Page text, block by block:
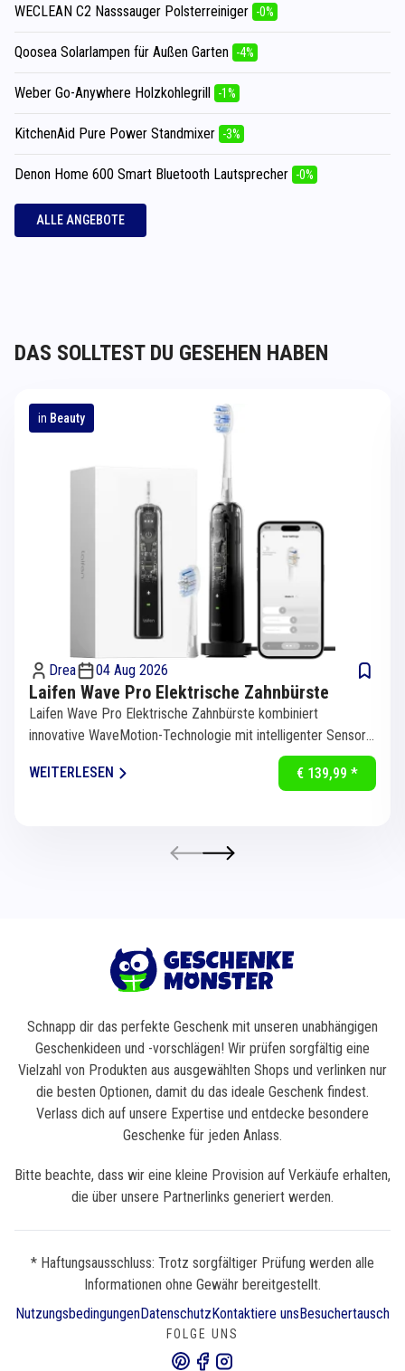
WECLEAN C2 Nasssauger Polsterreiniger -0%
Qoosea Solarlampen für Außen Garten -4%
Weber Go-Anywhere Holzkohlegrill -1%
KitchenAid Pure Power Standmixer -3%
Denon Home 600 Smart Bluetooth Lautsprecher -0%
ALLE ANGEBOTE
DAS SOLLTEST DU GESEHEN HABEN
in Beauty
Drea 04 Aug 2026
Laifen Wave Pro Elektrische Zahnbürste
Laifen Wave Pro Elektrische Zahnbürste kombiniert
innovative WaveMotion-Technologie mit intelligenter Sensorik
WEITERLESEN
€ 139,99 *
Schnapp dir das perfekte Geschenk mit unseren unabhängigen
Geschenkideen und -vorschlägen! Wir prüfen sorgfältig eine
Vielzahl von Produkten aus ausgewählten Shops und verlinken nur
die besten Optionen, damit du das ideale Geschenk findest.
Verlass dich auf unsere Expertise und entdecke besondere
Geschenke für jeden Anlass.
Bitte beachte, dass wir eine kleine Provision auf Verkäufe erhalten,
die über unsere Partnerlinks generiert werden.
* Haftungsausschluss: Trotz sorgfältiger Prüfung werden alle
Informationen ohne Gewähr bereitgestellt.
NutzungsbedingungenDatenschutz Kontaktiere uns Besuchertausch
FOLGE UNS